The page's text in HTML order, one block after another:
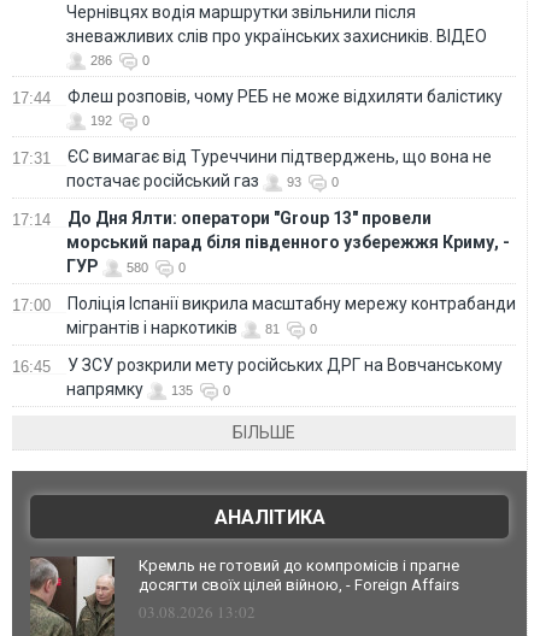
Чернівцях водія маршрутки звільнили після
зневажливих слів про українських захисників. ВІДЕО
286 0
17:44 Флеш розповів, чому РЕБ не може відхиляти балістику
192 0
17:31
ЄС вимагає від Туреччини підтверджень, що вона не
постачає російський газ
93 0
17:14
До Дня Ялти: оператори "Group 13" провели
морський парад біля південного узбережжя Криму, -
ГУР
580 0
17:00
Поліція Іспанії викрила масштабну мережу контрабанди
мігрантів і наркотиків
81 0
16:45
У ЗСУ розкрили мету російських ДРГ на Вовчанському
напрямку
135 0
БІЛЬШЕ
АНАЛІТИКА
Кремль не готовий до компромісів і прагне
досягти своїх цілей війною, - Foreign Affairs
03.08.2026 13:02